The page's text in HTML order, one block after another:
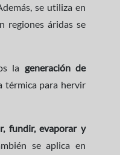
se utiliza en
regiones áridas se
la generación de
térmica para hervir
fundir, evaporar y
se aplica en